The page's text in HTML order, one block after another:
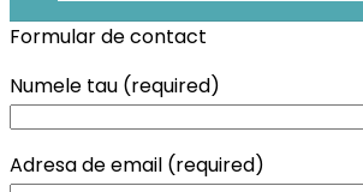
Formular de contact
Numele tau (required)
Adresa de email (required)